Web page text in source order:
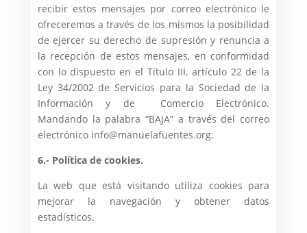
recibir estos mensajes por correo electrónico le
ofreceremos a través de los mismos la posibilidad
de ejercer su derecho de supresión y renuncia a
la recepción de estos mensajes, en conformidad
con lo dispuesto en el Título III, artículo 22 de la
Ley 34/2002 de Servicios para la Sociedad de la
Información y de Comercio Electrónico.
Mandando la palabra “BAJA” a través del correo
electrónico info@manuelafuentes.org.
6.- Política de cookies.
La web que está visitando utiliza cookies para
mejorar la navegación y obtener datos
estadísticos.